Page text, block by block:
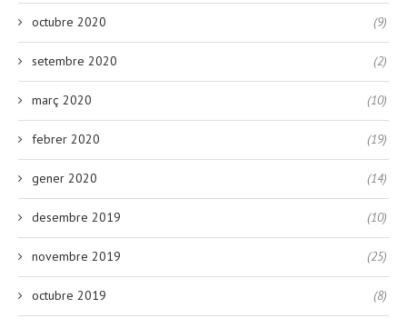
octubre 2020 (9)
setembre 2020 (2)
març 2020 (10)
febrer 2020 (19)
gener 2020 (14)
desembre 2019 (10)
novembre 2019 (25)
octubre 2019 (8)